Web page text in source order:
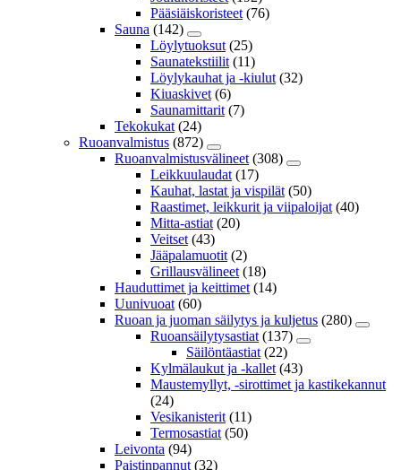
Pääsiäiskoristeet (76)
Sauna (142)
Löylytuoksut (25)
Saunatekstiilit (11)
Löylykauhat ja -kiulut (32)
Kiuaskivet (6)
Saunamittarit (7)
Tekokukat (24)
Ruoanvalmistus (872)
Ruoanvalmistusvälineet (308)
Leikkuulaudat (17)
Kauhat, lastat ja vispilät (50)
Raastimet, leikkurit ja viipaloijat (40)
Mitta-astiat (20)
Veitset (43)
Jääpalamuotit (2)
Grillausvälineet (18)
Hauduttimet ja keittimet (14)
Uunivuoat (60)
Ruoan ja juoman säilytys ja kuljetus (280)
Ruoansäilytysastiat (137)
Säilöntäastiat (22)
Kylmälaukut ja -kallet (43)
Maustemyllyt, -sirottimet ja kastikekannut
(24)
Vesikanisterit (11)
Termosastiat (50)
Leivonta (94)
Paistinpannut (32)